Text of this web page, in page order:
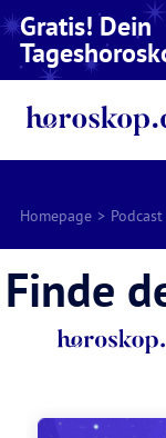
Gratis! Dein
Homepage > Podcast
Finde